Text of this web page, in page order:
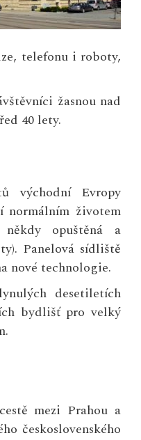
telefonu i roboty,
žasnou nad
40 lety.
východní Evropy
normálním životem
opuštěná a
Panelová sídliště
nové technologie.
desetiletích
bydlišť pro velký
mezi Prahou a
československého